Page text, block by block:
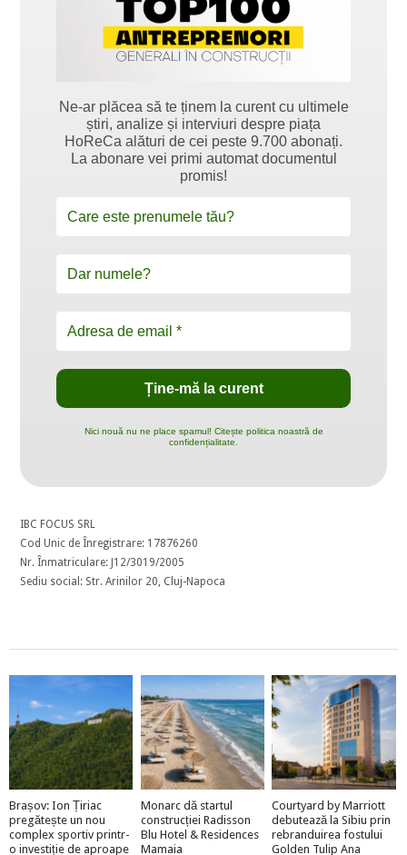
Ne-ar plăcea să te ținem la curent cu ultimele
știri, analize și interviuri despre piața
HoReCa alături de cei peste 9.700 abonați.
La abonare vei primi automat documentul
promis!
Nici nouă nu ne place spamul! Citește politica noastră de
confidențialitate.
IBC FOCUS SRL
Cod Unic de Înregistrare: 17876260
Nr. Înmatriculare: J12/3019/2005
Sediu social: Str. Arinilor 20, Cluj-Napoca
Brașov: Ion Țiriac
pregătește un nou
complex sportiv printr-
o investiție de aproape
Monarc dă startul
construcției Radisson
Blu Hotel & Residences
Mamaia
Courtyard by Marriott
debutează la Sibiu prin
rebranduirea fostului
Golden Tulip Ana